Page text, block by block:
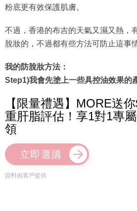
脫妝的，不過都有些方法可防止這事
Step1)我會先塗上一些具控油效果的
重肝脂評估！享1對1專
領
立即選購
資料由客戶提供